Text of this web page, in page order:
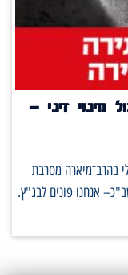
מינוי זיני –
בהרב־מיארה מסרבת
אנחנו פונים לבג"ץ.